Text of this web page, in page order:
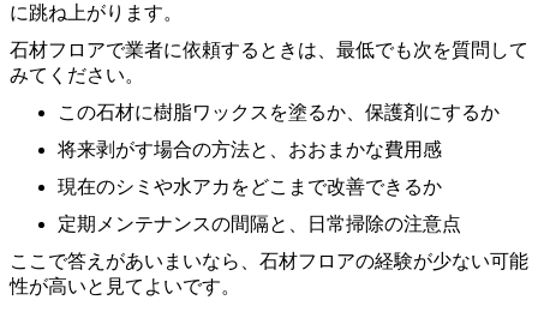
に跳ね上がります。
石材フロアで業者に依頼するときは、最低でも次を質問して
みてください。
この石材に樹脂ワックスを塗るか、保護剤にするか
将来剥がす場合の方法と、おおまかな費用感
現在のシミや水アカをどこまで改善できるか
定期メンテナンスの間隔と、日常掃除の注意点
ここで答えがあいまいなら、石材フロアの経験が少ない可能
性が高いと見てよいです。